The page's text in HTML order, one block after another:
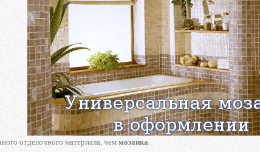
отделочного материала, чем мозаика.